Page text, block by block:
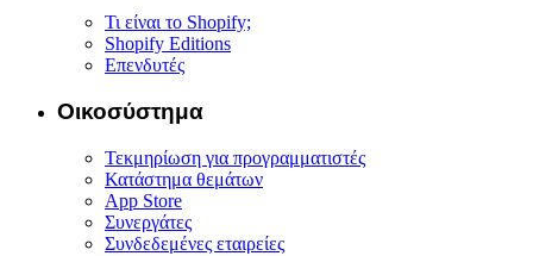
Τι είναι το Shopify;
Shopify Editions
Επενδυτές
Οικοσύστημα
Τεκμηρίωση για προγραμματιστές
Κατάστημα θεμάτων
App Store
Συνεργάτες
Συνδεδεμένες εταιρείες